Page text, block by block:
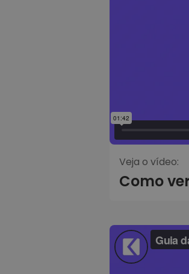
Veja o vídeo:
Como